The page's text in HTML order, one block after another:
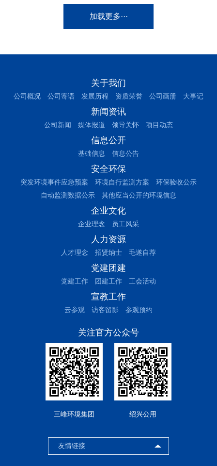
加载更多···
关于我们
公司概况 公司寄语 发展历程 资质荣誉 公司画册 大事记
新闻资讯
公司新闻 媒体报道 领导关怀 项目动态
信息公开
基础信息 信息公告
安全环保
突发环境事件应急预案 环境自行监测方案
环保验收公示
自动监测数据公示
其他应当公开的环境信息
企业文化
企业理念 员工风采
人力资源
人才理念 招贤纳士 毛遂自荐
党建团建
党建工作 团建工作 工会活动
宣教工作
云参观 访客留影 参观预约
关注官方公众号
三峰环境集团 绍兴公用